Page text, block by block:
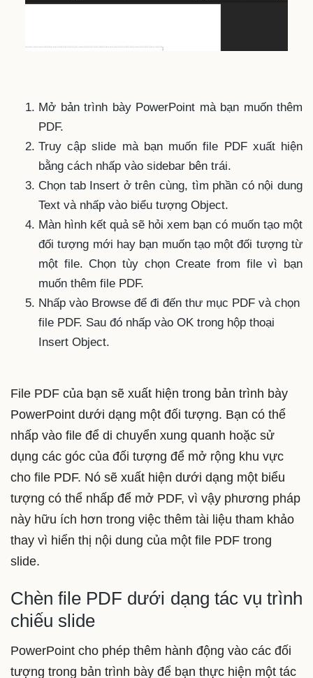
Mở bản trình bày PowerPoint mà bạn muốn thêm
PDF.
Truy cập slide mà bạn muốn file PDF xuất hiện
bằng cách nhấp vào sidebar bên trái.
Chọn tab Insert ở trên cùng, tìm phần có nội dung
Text và nhấp vào biểu tượng Object.
Màn hình kết quả sẽ hỏi xem bạn có muốn tạo một
đối tượng mới hay bạn muốn tạo một đối tượng từ
một file. Chọn tùy chọn Create from file vì bạn
muốn thêm file PDF.
Nhấp vào Browse để đi đến thư mục PDF và chọn
file PDF. Sau đó nhấp vào OK trong hộp thoại
Insert Object.
File PDF của bạn sẽ xuất hiện trong bản trình bày
PowerPoint dưới dạng một đối tượng. Bạn có thể
nhấp vào file để di chuyển xung quanh hoặc sử
dụng các góc của đối tượng để mở rộng khu vực
cho file PDF. Nó sẽ xuất hiện dưới dạng một biểu
tượng có thể nhấp để mở PDF, vì vậy phương pháp
này hữu ích hơn trong việc thêm tài liệu tham khảo
thay vì hiển thị nội dung của một file PDF trong
slide.
Chèn file PDF dưới dạng tác vụ trình
chiếu slide
PowerPoint cho phép thêm hành động vào các đối
tượng trong bản trình bày để bạn thực hiện một tác